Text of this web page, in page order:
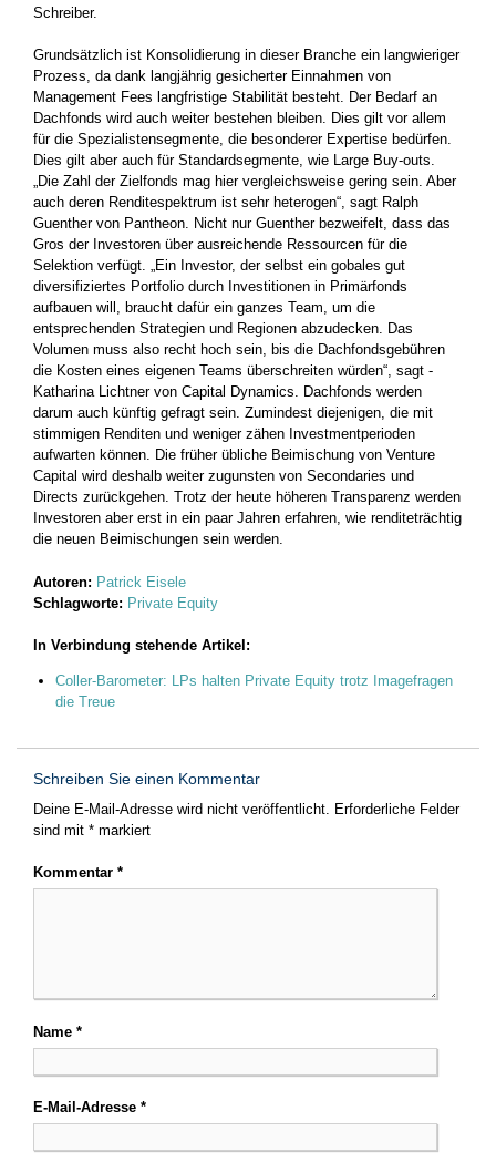
Schreiber.­
Grundsätzlich ist Konsolidierung in dieser Branche ein langwieriger
Prozess, da dank langjährig gesicherter Einnahmen von
Management Fees langfristige Stabilität besteht. Der Bedarf an
Dachfonds wird auch weiter bestehen bleiben. Dies gilt vor allem
für die Spezialistensegmente, die besonderer Expertise bedürfen.
Dies gilt aber auch für Standardsegmente, wie Large Buy-outs.
„Die Zahl der Zielfonds mag hier vergleichsweise gering sein. Aber
auch deren Renditespektrum ist sehr heterogen“, sagt Ralph
Guenther von Pantheon. Nicht nur Guenther bezweifelt, dass das
Gros der Investoren über ausreichende Ressourcen für die
Selektion verfügt. „Ein Investor, der selbst ein gobales gut
diversifiziertes Portfolio durch Investitionen in ­Primärfonds
aufbauen will, braucht dafür ein ganzes Team, um die
entsprechenden Strategien und Regionen abzudecken. Das
Volumen muss also recht hoch sein, bis die Dachfondsgebühren
die Kosten ­eines eigenen Teams überschreiten würden“, sagt ­
Katharina Lichtner von Capital Dynamics. Dachfonds werden
darum auch künftig ­gefragt sein. Zumindest diejenigen, die mit
stimmigen Renditen und weniger zähen Investmentperioden
aufwarten können. Die früher ­übliche ­Beimischung von Venture
Capital wird deshalb weiter zugunsten von Secondaries und
Directs zurückgehen. Trotz der heute höheren Transparenz werden
Investoren aber erst in ein paar Jahren erfahren, wie renditeträchtig
die neuen Beimischungen sein werden.
Autoren: Patrick Eisele
Schlagworte: Private Equity
In Verbindung stehende Artikel:
Coller-Barometer: LPs halten Private Equity trotz Imagefragen
die Treue
Schreiben Sie einen Kommentar
Deine E-Mail-Adresse wird nicht veröffentlicht. Erforderliche Felder
sind mit * markiert
Kommentar *
Name *
E-Mail-Adresse *